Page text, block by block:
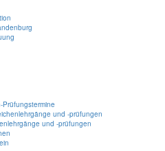
und -prüfungen
und -prüfungen